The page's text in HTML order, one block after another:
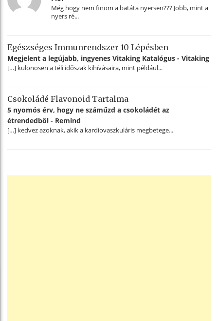
Még hogy nem finom a batáta nyersen??? Jobb, mint a
nyers ré...
Egészséges Immunrendszer 10 Lépésben
Megjelent a legújabb, ingyenes Vitaking Katalógus - Vitaking
[…] különösen a téli időszak kihívásaira, mint például...
Csokoládé Flavonoid Tartalma
5 nyomós érv, hogy ne száműzd a csokoládét az
étrendedből - Remind
[…] kedvez azoknak, akik a kardiovaszkuláris megbetege...